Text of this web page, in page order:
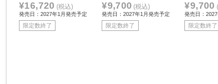
¥16,720 (税込)
発売日：2027年1月発売予定
限定数終了
¥9,700 (税込)
発売日：2027年1月発売予定
限定数終了
¥9,700
発売日：
限定数終了